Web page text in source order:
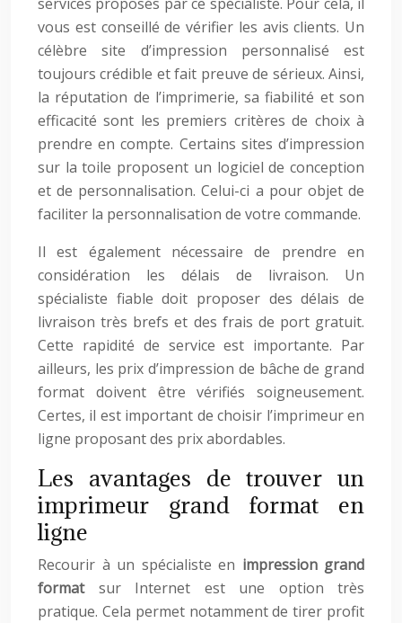
vous est conseillé de vérifier les avis clients. Un
célèbre site d’impression personnalisé est
toujours crédible et fait preuve de sérieux. Ainsi,
la réputation de l’imprimerie, sa fiabilité et son
efficacité sont les premiers critères de choix à
prendre en compte. Certains sites d’impression
sur la toile proposent un logiciel de conception
et de personnalisation. Celui-ci a pour objet de
faciliter la personnalisation de votre commande.
Il est également nécessaire de prendre en
considération les délais de livraison. Un
spécialiste fiable doit proposer des délais de
livraison très brefs et des frais de port gratuit.
Cette rapidité de service est importante. Par
ailleurs, les prix d’impression de bâche de grand
format doivent être vérifiés soigneusement.
Certes, il est important de choisir l’imprimeur en
ligne proposant des prix abordables.
Les avantages de trouver un
imprimeur grand format en
ligne
Recourir à un spécialiste en impression grand
formatsur Internet est une option très
pratique. Cela permet notamment de tirer profit